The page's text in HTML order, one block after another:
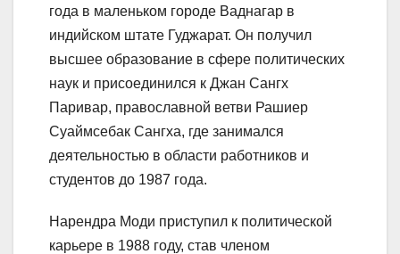
года в маленьком городе Ваднагар в
индийском штате Гуджарат. Он получил
высшее образование в сфере политических
наук и присоединился к Джан Сангх
Паривар, православной ветви Рашиер
Суаймсебак Сангха, где занимался
деятельностью в области работников и
студентов до 1987 года.
Нарендра Моди приступил к политической
карьере в 1988 году, став членом